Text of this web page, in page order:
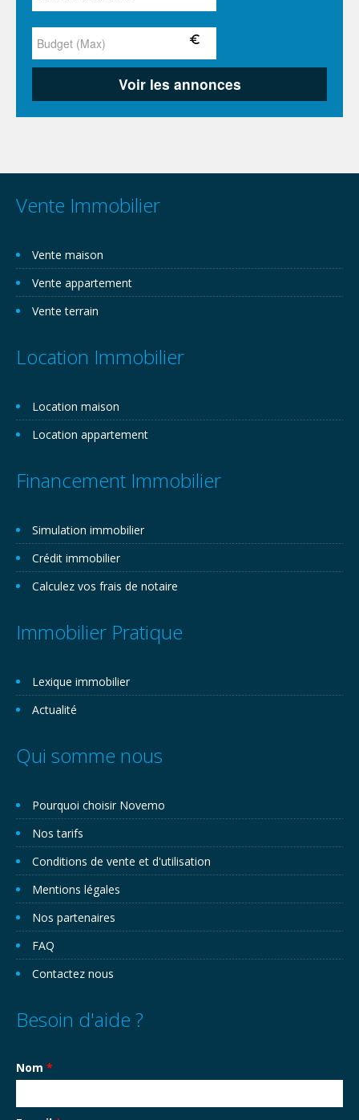
Vente Immobilier
Vente maison
Vente appartement
Vente terrain
Location Immobilier
Location maison
Location appartement
Financement Immobilier
Simulation immobilier
Crédit immobilier
Calculez vos frais de notaire
Immobilier Pratique
Lexique immobilier
Actualité
Qui somme nous
Pourquoi choisir Novemo
Nos tarifs
Conditions de vente et d'utilisation
Mentions légales
Nos partenaires
FAQ
Contactez nous
Besoin d'aide ?
Nom *